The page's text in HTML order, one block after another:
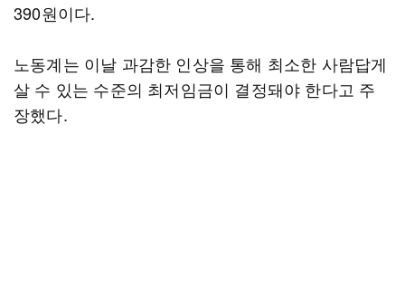
390원이다.
노동계는 이날 과감한 인상을 통해 최소한 사람답게
살 수 있는 수준의 최저임금이 결정돼야 한다고 주
장했다.